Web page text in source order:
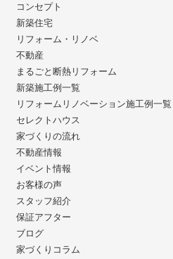
コンセプト
新築住宅
リフォーム・リノベ
不動産
まるごと断熱リフォーム
新築施工例一覧
リフォームリノベーション施工例一覧
セレクトハウス
家づくりの流れ
不動産情報
イベント情報
お客様の声
スタッフ紹介
保証アフター
ブログ
家づくりコラム